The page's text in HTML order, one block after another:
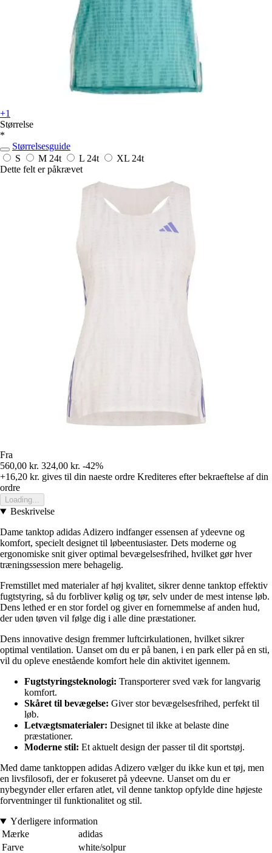
+1
Størrelse
*
Størrelsesguide
S
M 24t L 24t XL 24t
Dette felt er påkrævet
Fra
560,00 kr. 324,00 kr. -42%
+16,20 kr. gives til din naeste ordre Krediteres efter bekraeftelse af din
ordre
Loading...
Beskrivelse
Dame tanktop adidas Adizero indfanger essensen af ydeevne og
komfort, specielt designet til løbeentusiaster. Dets moderne og
ergonomiske snit giver optimal bevægelsesfrihed, hvilket gør hver
træningssession mere behagelig.
Fremstillet med materialer af høj kvalitet, sikrer denne tanktop effektiv
fugtstyring, så du forbliver kølig og tør, selv under de mest intense løb.
Dens lethed er en stor fordel og giver en fornemmelse af anden hud,
der uden tøven vil følge dig i alle dine præstationer.
Dens innovative design fremmer luftcirkulationen, hvilket sikrer
optimal ventilation. Uanset om du er på banen, i en park eller på en sti,
vil du opleve enestående komfort hele din aktivitet igennem.
Fugtstyringsteknologi: Transporterer sved væk for langvarig
komfort.
Skåret til bevægelse: Giver stor bevægelsesfrihed, perfekt til
løb.
Letvægtsmaterialer: Designet til ikke at belaste dine
præstationer.
Moderne stil: Et aktuelt design der passer til dit sportstøj.
Med dame tanktoppen adidas Adizero vælger du ikke kun et tøj, men
en livsfilosofi, der er fokuseret på ydeevne. Uanset om du er
nybegynder eller erfaren atlet, vil denne tanktop opfylde dine højeste
forventninger til funktionalitet og stil.
Yderligere information
Mærke
adidas
Farve
white/solpur